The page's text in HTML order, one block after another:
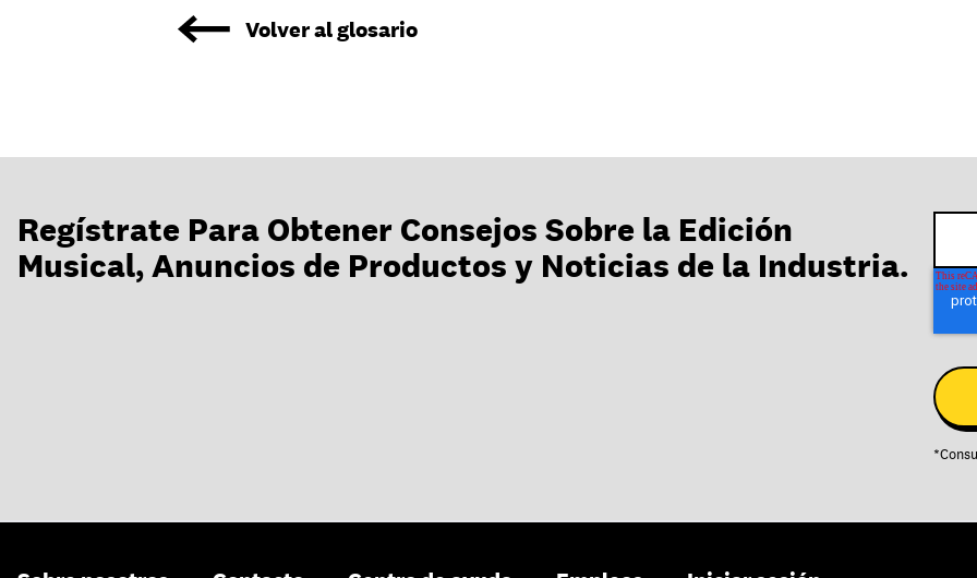
Volver al glosario
Regístrate Para Obtener Consejos Sobre la Edición
Musical, Anuncios de Productos y Noticias de la Industria.
*